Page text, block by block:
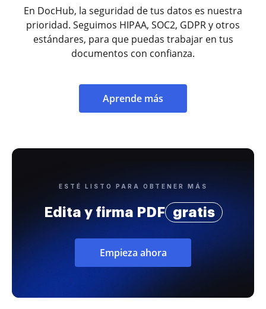
En DocHub, la seguridad de tus datos es nuestra
prioridad. Seguimos HIPAA, SOC2, GDPR y otros
estándares, para que puedas trabajar en tus
documentos con confianza.
Aprende más
ESTÉ LISTO PARA OBTENER MÁS
Edita y firma PDF gratis
Empieza ahora